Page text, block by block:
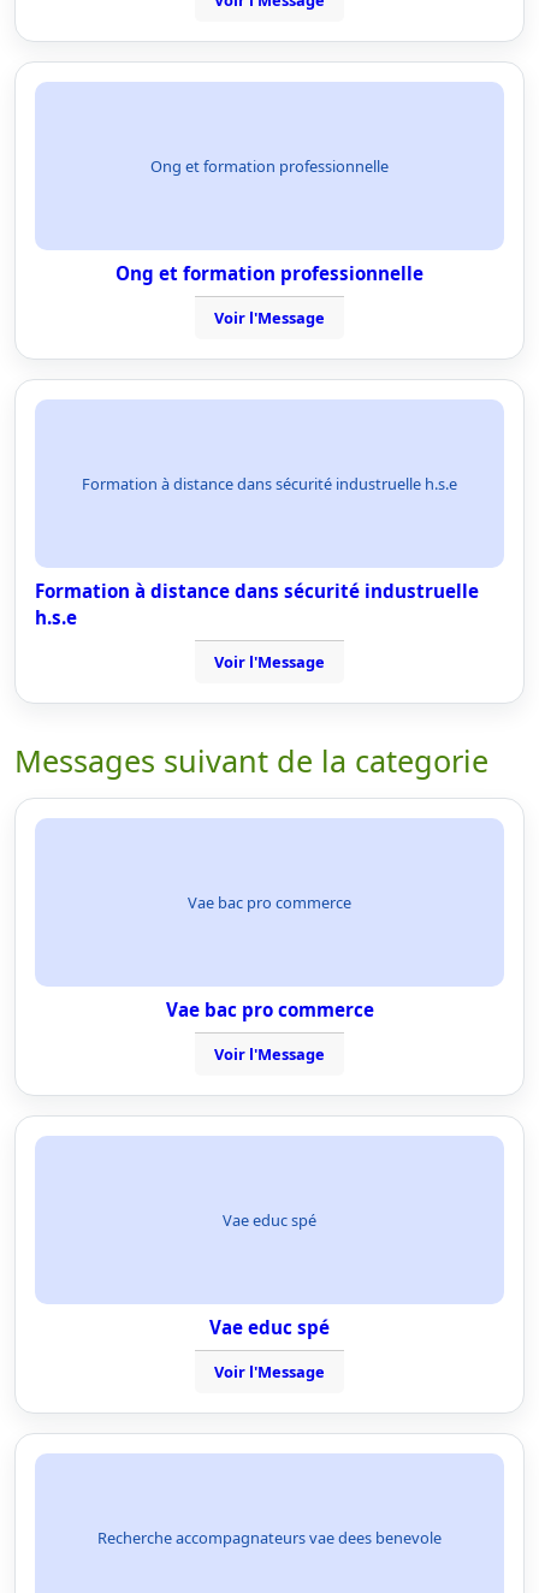
Ong et formation professionnelle
Ong et formation professionnelle
Voir l'Message
Formation à distance dans sécurité industruelle h.s.e
Formation à distance dans sécurité industruelle
h.s.e
Voir l'Message
Messages suivant de la categorie
Vae bac pro commerce
Vae bac pro commerce
Voir l'Message
Vae educ spé
Vae educ spé
Voir l'Message
Recherche accompagnateurs vae dees benevole